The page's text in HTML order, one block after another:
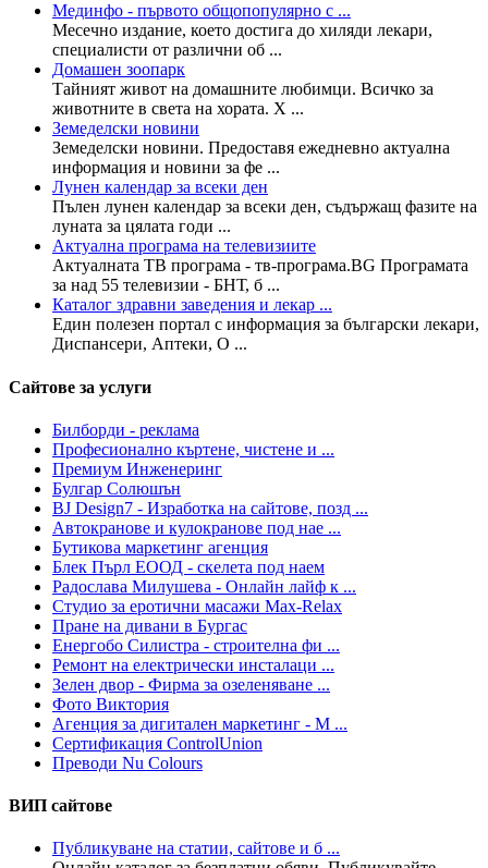
Мединфо - първото общопопулярно с ...
Месечно издание, което достига до хиляди лекари,
специалисти от различни об ...
Домашен зоопарк
Тайният живот на домашните любимци. Всичко за
животните в света на хората. Х ...
Земеделски новини
Земеделски новини. Предоставя ежедневно актуална
информация и новини за фе ...
Лунен календар за всеки ден
Пълен лунен календар за всеки ден, съдържащ фазите на
луната за цялата годи ...
Актуална програма на телевизиите
Актуалната ТВ програма - тв-програма.BG Програмата
за над 55 телевизии - БНТ, б ...
Каталог здравни заведения и лекар ...
Един полезен портал с информация за български лекари,
Диспансери, Аптеки, О ...
Сайтове за услуги
Билборди - реклама
Професионално къртене, чистене и ...
Премиум Инженеринг
Булгар Солюшън
BJ Design7 - Изработка на сайтове, позд ...
Автокранове и кулокранове под нае ...
Бутикова маркетинг агенция
Блек Пърл ЕООД - скелета под наем
Радослава Милушева - Онлайн лайф к ...
Студио за еротични масажи Max-Relax
Пране на дивани в Бургас
Енергобо Силистра - строителна фи ...
Ремонт на електрически инсталаци ...
Зелен двор - Фирма за озеленяване ...
Фото Виктория
Агенция за дигитален маркетинг - М ...
Сертификация ControlUnion
Преводи Nu Colours
ВИП сайтове
Публикуване на статии, сайтове и б ...